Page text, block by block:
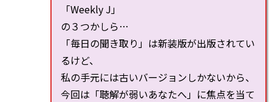
「Weekly J」
の３つかしら…
「毎日の聞き取り」は新装版が出版されてい
るけど、
私の手元には古いバージョンしかないから、
今回は「聴解が弱いあなたへ」に焦点を当て